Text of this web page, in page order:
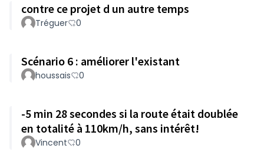
contre ce projet d un autre temps
Tréguer 0
Scénario 6 : améliorer l'existant
houssais 0
-5 min 28 secondes si la route était doublée
en totalité à 110km/h, sans intérêt!
Vincent 0